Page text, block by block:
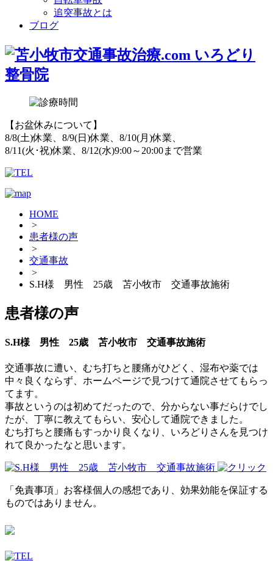
追突事故とは
ブログ
【お盆休みについて】
8/8(土)休業、8/9(日)休業、8/10(月)休業、
8/11(火･祝)休業、8/12(水)9:00～20:00まで営業
HOME
>
患者様の声
>
交通事故
>
S.H様 男性 25歳 苫小牧市 交通事故施術
患者様の声
S.H様 男性 25歳 苫小牧市 交通事故施術
交通事故に遭い、むち打ちと腰痛がひどく、湿布や薬では
中々良くならず、ホームページで見つけて通院させてもらっ
てます。
事故というのは初めてだったので、分からない事だらけでし
たが、丁寧に教えてもらい、安心して通院できました。
むち打ちと腰痛もすっかり良くなり、いろどりさんを見つけ
れて良かったなと思います。
「免責事項」お客様個人の感想であり、効果効能を保証する
ものではありません。